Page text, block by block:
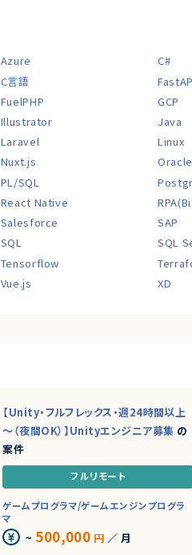
Azure
C#
C言語
FuelPHP
GCP
Illustrator
Java
Laravel
Linux
Nuxt.js
Oracle
PL/SQL
React Native
Salesforce
SAP
SQL
SQL
Tensorflow
Vue.js XD
【Unity・フルフレックス・週24時間以上
～（夜間OK）】Unityエンジニア募集 の
案件
フルリモート
ゲームプログラマ/ゲームエンジンプログラ
マ
~ 500,000 円 ／ 月